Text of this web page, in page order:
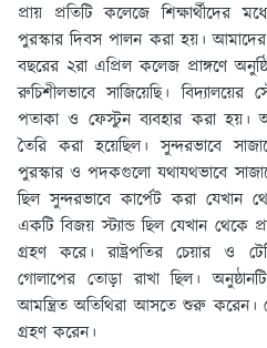
প্রায় প্রতিটি কলেজে শিক্ষার্থীদের
পুরস্কার দিবস পালন করা হয়।
বছরের ২রা এপ্রিল কলেজ প্রাঙ্গণে
রুচিশীলভাবে সাজিয়েছি।
পতাকা ও ফেস্টুন ব্যবহার করা হয়।
তৈরি করা হয়েছিল। সুন্দরভাবে
পুরস্কার ও পদকগুলো যথাযথভাবে
ছিল সুন্দরভাবে কার্পেট করা যেখান
একটি বিজয় স্ট্যান্ড ছিল যেখান থেকে
গ্রহণ করে। রাষ্ট্রপতির চেয়ার ও
গোলাপের তোড়া রাখা ছিল।
আমন্ত্রিত অতিথিরা আসতে শুরু করেন।
গ্রহণ করেন।